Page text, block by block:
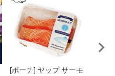
[ポーチ] ヤップ サーモ